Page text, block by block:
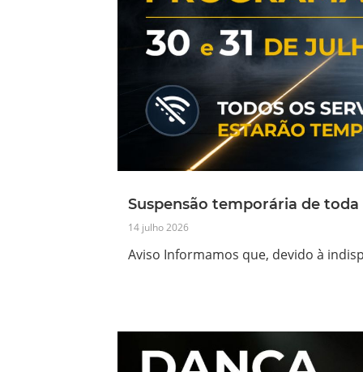
Suspensão temporária de
14 julho 2026
Aviso Informamos que, devido à